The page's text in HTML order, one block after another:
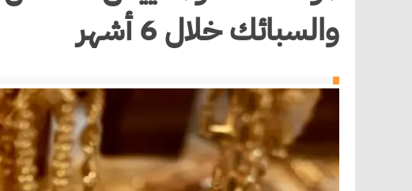
والسبائك خلال 6 أشهر